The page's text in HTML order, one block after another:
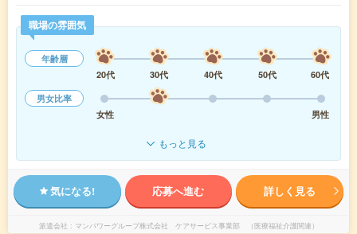
職場の雰囲気
年齢層
20代
30代 40代 50代
60代
男女比率
女性
男性
もっと見る
気になる! 応募へ進む 詳しく見る
派遣会社 マンパワーグループ株式会社 ケアサービス事業部 （医療福祉介護関連）